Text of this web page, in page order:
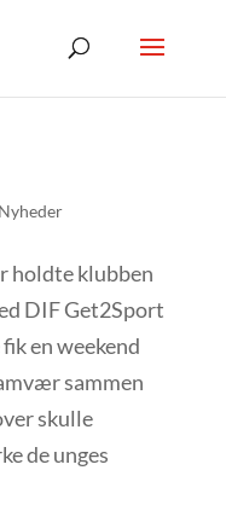
Nyheder
holdte klubben
DIF Get2Sport
en weekend
sammen
skulle
de unges